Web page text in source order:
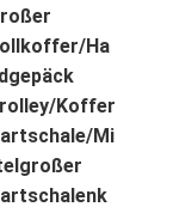
Ha
Koffer
Mi